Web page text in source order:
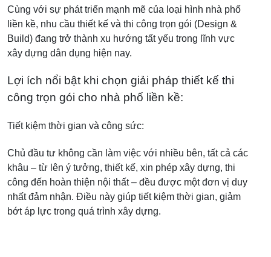
Cùng với sự phát triển mạnh mẽ của loại hình nhà phố
liền kề, nhu cầu thiết kế và thi công trọn gói (Design &
Build) đang trở thành xu hướng tất yếu trong lĩnh vực
xây dựng dân dụng hiện nay.
Lợi ích nổi bật khi chọn giải pháp thiết kế thi
công trọn gói cho nhà phố liền kề:
Tiết kiệm thời gian và công sức:
Chủ đầu tư không cần làm việc với nhiều bên, tất cả các
khâu – từ lên ý tưởng, thiết kế, xin phép xây dựng, thi
công đến hoàn thiện nội thất – đều được một đơn vị duy
nhất đảm nhận. Điều này giúp tiết kiệm thời gian, giảm
bớt áp lực trong quá trình xây dựng.